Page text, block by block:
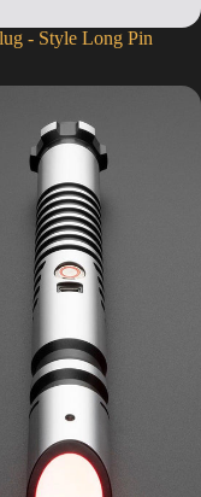
- Style Long Pin